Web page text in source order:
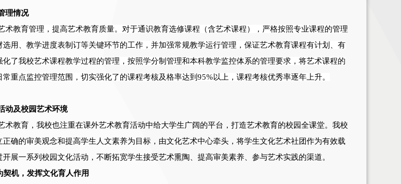
理情况
术教育管理，提高艺术教育质量。对于通识教育选修课程（含艺术课程），严格按照专业课程的管理
选用、教学进度表制订等关键环节的工作，并加强常规教学运行管理，保证艺术教育课程有计划、有
化了我校艺术课程教学过程的管理，按照学分制管理和本科教学监控体系的管理要求，将艺术课程的
重点监控管理范围，切实强化了的课程考核及格率达到 95% 以上，课程考核优秀率逐年上升。
动及校园艺术环境
术教育， 我校也注重在课外艺术教育活动中给大学生广阔的平台，打造艺术教育的校园全课堂。 我校
正确的审美观念和提高学生人文素养为目标，由文化艺术中心牵头，将学生文化艺术社团作为有效载
展一系列校园文化活动，不断拓宽学生接受艺术熏陶、提高审美素养、参与艺术实践的渠道。
契机，发挥文化育人作用